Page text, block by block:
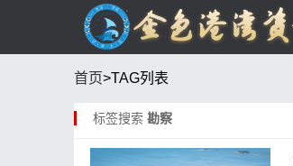
首页>TAG列表
标签搜索 勘察